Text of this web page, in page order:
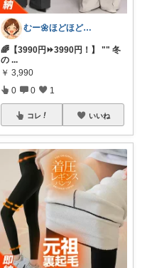
むー🌼ほどほど生活🌼
🌈【3990円⏩3990円！】 "" 冬
の ...
￥ 3,990
0 0 1
コレ いいね